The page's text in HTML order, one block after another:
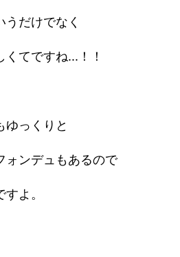
だけでなく
てですね...！！
ゆっくりと
ォンデュもあるので
よ。